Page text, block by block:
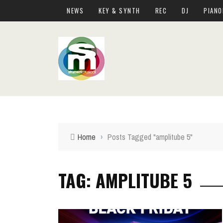
NEWS KEY & SYNTH REC DJ
Home › Posts Tagged "amplitube 5"
TAG: AMPLITUBE 5